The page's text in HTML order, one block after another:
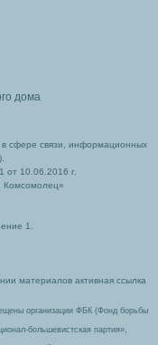
дома
сфере связи, информационных
от 10.06.2016 г.
Комсомолец»
1.
материалов активная ссылка
организации ФБК (Фонд борьбы
большевистская партия»,